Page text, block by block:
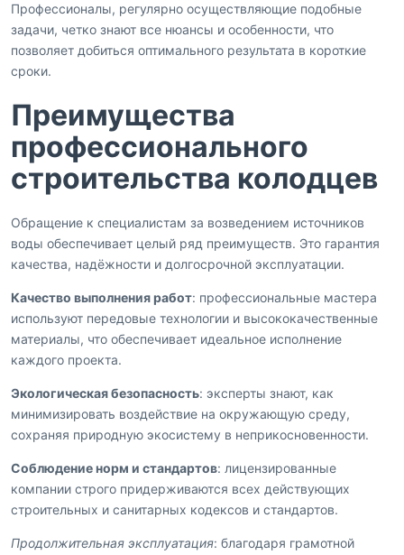
Профессионалы, регулярно осуществляющие подобные
задачи, четко знают все нюансы и особенности, что
позволяет добиться оптимального результата в короткие
сроки.
Преимущества
профессионального
строительства колодцев
Обращение к специалистам за возведением источников
воды обеспечивает целый ряд преимуществ. Это гарантия
качества, надёжности и долгосрочной эксплуатации.
Качество выполнения работ: профессиональные мастера
используют передовые технологии и высококачественные
материалы, что обеспечивает идеальное исполнение
каждого проекта.
Экологическая безопасность: эксперты знают, как
минимизировать воздействие на окружающую среду,
сохраняя природную экосистему в неприкосновенности.
Соблюдение норм и стандартов: лицензированные
компании строго придерживаются всех действующих
строительных и санитарных кодексов и стандартов.
Продолжительная эксплуатация: благодаря грамотной